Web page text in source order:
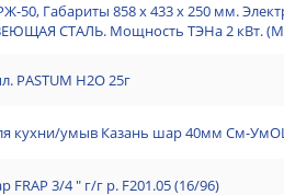
50, Габариты 858 х 433 х 250 мм.
СТАЛЬ. Мощность ТЭНа 2 кВт.
PASTUM H2О 25г
кухни/умыв Казань шар 40мм См-
FRAP 3/4 " г/г р. F201.05 (16/96)